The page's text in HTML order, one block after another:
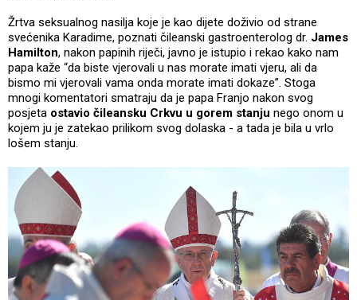
Žrtva seksualnog nasilja koje je kao dijete doživio od strane
svećenika Karadime, poznati čileanski gastroenterolog dr. James
Hamilton, nakon papinih riječi, javno je istupio i rekao kako nam
papa kaže “da biste vjerovali u nas morate imati vjeru, ali da
bismo mi vjerovali vama onda morate imati dokaze”. Stoga
mnogi komentatori smatraju da je papa Franjo nakon svog
posjeta ostavio čileansku Crkvu u gorem stanju nego onom u
kojem ju je zatekao prilikom svog dolaska - a tada je bila u vrlo
lošem stanju.